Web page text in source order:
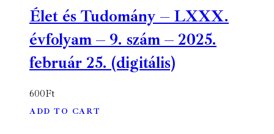
Élet és Tudomány – LXXX.
évfolyam – 9. szám – 2025.
február 25. (digitális)
600Ft
ADD TO CART